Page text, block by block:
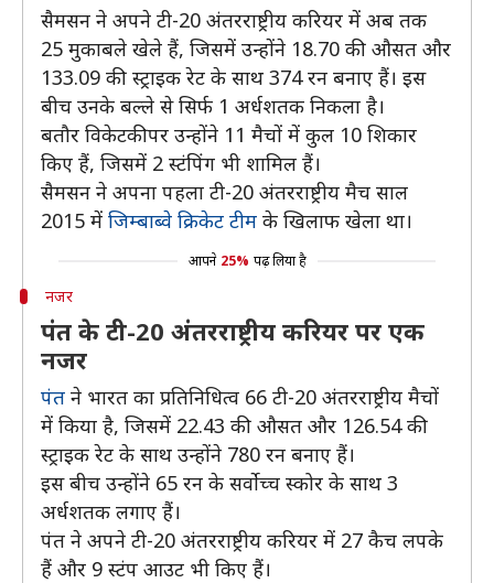
सैमसन ने अपने टी-20 अंतरराष्ट्रीय करियर में अब तक
25 मुकाबले खेले हैं, जिसमें उन्होंने 18.70 की औसत और
133.09 की स्ट्राइक रेट के साथ 374 रन बनाए हैं। इस
बीच उनके बल्ले से सिर्फ 1 अर्धशतक निकला है।
बतौर विकेटकीपर उन्होंने 11 मैचों में कुल 10 शिकार
किए हैं, जिसमें 2 स्टंपिंग भी शामिल हैं।
सैमसन ने अपना पहला टी-20 अंतरराष्ट्रीय मैच साल
2015 में जिम्बाब्वे क्रिकेट टीम के खिलाफ खेला था।
आपने 25% पढ़ लिया है
नजर
पंत के टी-20 अंतरराष्ट्रीय करियर पर एक
नजर
पंत ने भारत का प्रतिनिधित्व 66 टी-20 अंतरराष्ट्रीय मैचों
में किया है, जिसमें 22.43 की औसत और 126.54 की
स्ट्राइक रेट के साथ उन्होंने 780 रन बनाए हैं।
इस बीच उन्होंने 65 रन के सर्वोच्च स्कोर के साथ 3
अर्धशतक लगाए हैं।
पंत ने अपने टी-20 अंतरराष्ट्रीय करियर में 27 कैच लपके
हैं और 9 स्टंप आउट भी किए हैं।